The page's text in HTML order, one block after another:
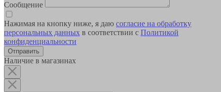
Сообщение
Нажимая на кнопку ниже, я даю согласие на обработку
персональных данных в соответствии с Политикой
конфиденциальности
Наличие в магазинах